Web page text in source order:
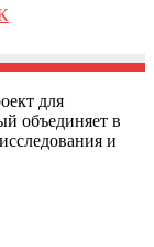
для
объединяет в
и